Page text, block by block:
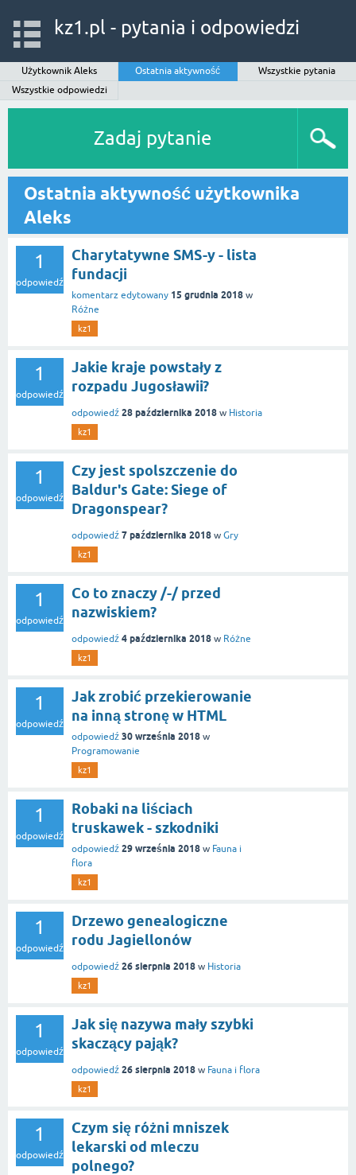
kz1.pl - pytania i odpowiedzi
Użytkownik Aleks Ostatnia aktywność
Wszystkie pytania
Wszystkie odpowiedzi
Zadaj pytanie
Ostatnia aktywność użytkownika
Aleks
1
odpowiedź
Charytatywne SMS-y - lista
fundacji
komentarz edytowany 15 grudnia 2018 w
Różne
kz1
1
odpowiedź
Jakie kraje powstały z
rozpadu Jugosławii?
odpowiedź 28 października 2018 w Historia
kz1
1
odpowiedź
Czy jest spolszczenie do
Baldur's Gate: Siege of
Dragonspear?
odpowiedź 7 października 2018 w Gry
kz1
1
odpowiedź
Co to znaczy /-/ przed
nazwiskiem?
odpowiedź 4 października 2018 w Różne
kz1
1
odpowiedź
Jak zrobić przekierowanie
na inną stronę w HTML
odpowiedź 30 września 2018 w
Programowanie
kz1
1
odpowiedź
Robaki na liściach
truskawek - szkodniki
odpowiedź 29 września 2018 w Fauna i
flora
kz1
1
odpowiedź
Drzewo genealogiczne
rodu Jagiellonów
odpowiedź 26 sierpnia 2018 w Historia
kz1
1
odpowiedź
Jak się nazywa mały szybki
skaczący pająk?
odpowiedź 26 sierpnia 2018 w Fauna i flora
kz1
1
odpowiedź
Czym się różni mniszek
lekarski od mleczu
polnego?